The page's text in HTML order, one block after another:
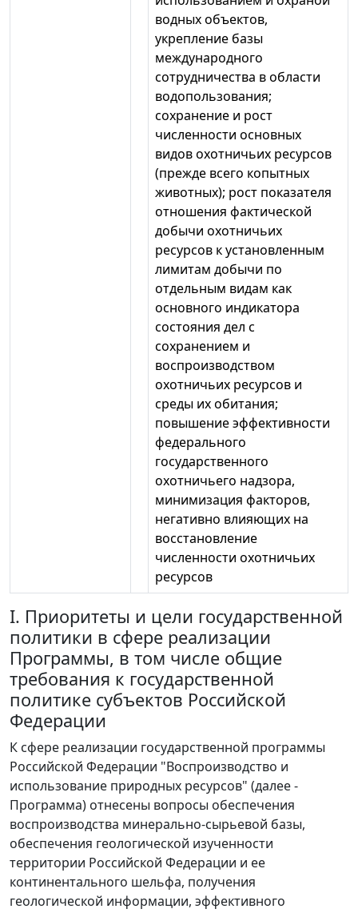
водных объектов,
укрепление базы
международного
сотрудничества в области
водопользования;
сохранение и рост
численности основных
видов охотничьих ресурсов
(прежде всего копытных
животных); рост показателя
отношения фактической
добычи охотничьих
ресурсов к установленным
лимитам добычи по
отдельным видам как
основного индикатора
состояния дел с
сохранением и
воспроизводством
охотничьих ресурсов и
среды их обитания;
повышение эффективности
федерального
государственного
охотничьего надзора,
минимизация факторов,
негативно влияющих на
восстановление
численности охотничьих
ресурсов
I. Приоритеты и цели государственной
политики в сфере реализации
Программы, в том числе общие
требования к государственной
политике субъектов Российской
Федерации
К сфере реализации государственной программы
Российской Федерации "Воспроизводство и
использование природных ресурсов" (далее -
Программа) отнесены вопросы обеспечения
воспроизводства минерально-сырьевой базы,
обеспечения геологической изученности
территории Российской Федерации и ее
континентального шельфа, получения
геологической информации, эффективного